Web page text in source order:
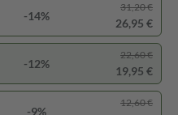
-14%
31,20 €
26,95 €
-12%
22,60 €
19,95 €
-9%
12,60 €